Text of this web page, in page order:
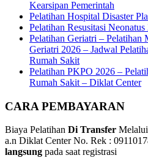
Kearsipan Pemerintah
Pelatihan Hospital Disaster
Pelatihan Resusitasi
Pelatihan Geriatri – Pelatihan
Geriatri 2026 – Jadwal
Rumah Sakit
Pelatihan PKPO 2026 –
Rumah Sakit – Diklat Center
CARA PEMBAYARAN
Biaya Pelatihan Di Transfer
a.n Diklat Center No. Rek :
langsung pada saat registrasi